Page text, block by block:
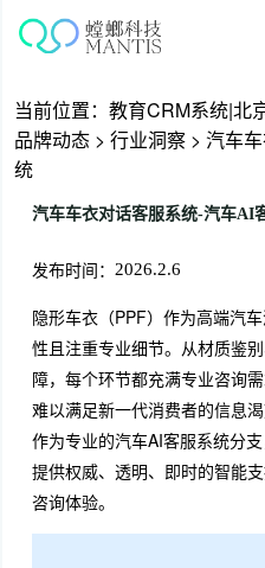
当前位置： 教育CRM系统|北
品牌动态 > 行业洞察 > 汽车
统
汽车车衣对话客服系统-汽车AI
发布时间： 2026.2.6
隐形车衣（PPF）作为高端汽
性且注重专业细节。从材质鉴
障，每个环节都充满专业咨询
难以满足新一代消费者的信息渴
作为专业的汽车AI客服系统分
提供权威、透明、即时的智能
咨询体验。